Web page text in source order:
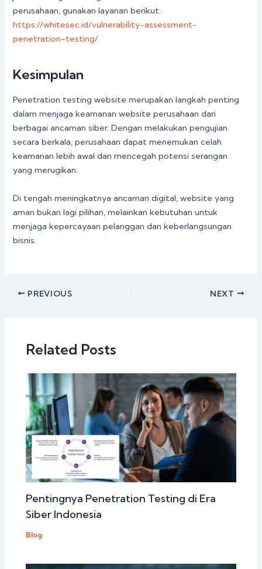
perusahaan, gunakan layanan berikut:
https://whitesec.id/vulnerability-assessment-
penetration-testing/
Kesimpulan
Penetration testing website merupakan langkah penting
dalam menjaga keamanan website perusahaan dari
berbagai ancaman siber. Dengan melakukan pengujian
secara berkala, perusahaan dapat menemukan celah
keamanan lebih awal dan mencegah potensi serangan
yang merugikan.
Di tengah meningkatnya ancaman digital, website yang
aman bukan lagi pilihan, melainkan kebutuhan untuk
menjaga kepercayaan pelanggan dan keberlangsungan
bisnis.
PREVIOUS NEXT
Related Posts
Pentingnya Penetration Testing di Era
Siber Indonesia
Blog